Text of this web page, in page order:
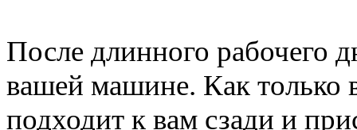
После длинного рабочего
вашей машине. Как только
подходит к вам сзади и